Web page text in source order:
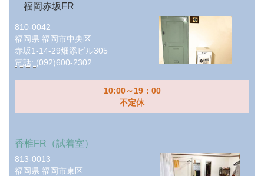
福岡赤坂FR
810-0042
福岡県 福岡市中央区
赤坂1-14-29畑添ビル305
電話: (092)600-2302
10:00～19：00
不定休
香椎FR（試着室）
813-0013
福岡県 福岡市東区